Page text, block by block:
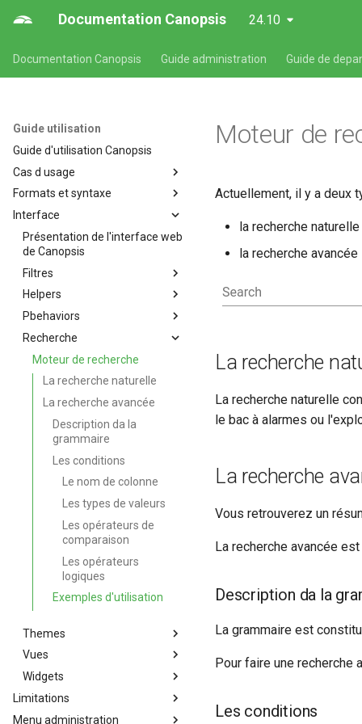
Documentation Canopsis 24.10
Documentation Canopsis Guide administration Guide de
Guide utilisation
Guide d'utilisation Canopsis
Cas d usage
Cas d'usages fonctionnels
Canopsis
Affichage de consignes
Alarmes et indicateurs
Comportements périodiques
Création de tickets dans Itop à
la récéption d'une alarme
Acquittement vers centreon
L'enrichissement
Groupement d'alarmes par
corrélation
Météo des Services
Notifications vers un outil tiers
Période de confirmation pour
les nouvelles alarmes
Personnalisation des
affichages via des templates
handlebars
Utiliser la réponse d'un
webhook dans le webhook
Formats et syntaxe
Formats et syntaxe propres
aux composants Canopsis
Format des expressions
régulières Canopsis
Format des temps des alarmes
Format de syntaxe des
valuepath
Interface
Présentation de l'interface web
de Canopsis
Filtres
Les filtres
Personnalisation des filtres
Utilisation simples des filtres
Helpers
Helpers Handlebars
disponibles dans l'interface
Canopsis
Pbehaviors
Les comportements
périodiques
Recherche
Moteur de recherche
La recherche naturelle
La recherche avancée
Description da la
grammaire
Les conditions
Le nom de colonne
Les types de valeurs
Les opérateurs de
comparaison
Les opérateurs
logiques
Exemples d'utilisation
Themes
Thèmes graphique
Vues
Les vues et les groupes de
vue
Documentation de la grille
Widgets
Les widgets
Bac a alarmes
Limitations
Limitations de Canopsis
Menu administration
Moteur de
Actuellement, il y a deux
la recherche naturelle
la recherche avancée
La recherche
La recherche naturelle
le bac à alarmes ou
La recherche
Vous retrouverez un
La recherche avancée
Description da la
La grammaire est
Pour faire une recherche
Les conditions